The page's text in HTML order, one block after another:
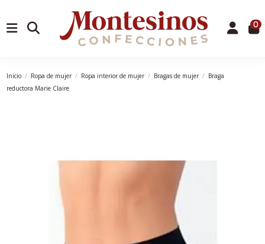
0
Inicio Ropa de mujer Ropa interior de mujer Bragas de mujer
Braga
reductora Marie Claire